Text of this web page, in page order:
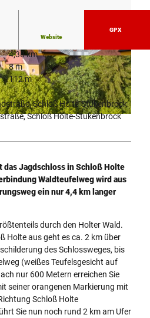
Stukenbrock_Fortkord_Dressler, Michael Dressler Frank
SA
© Teutoburger_Wald_Stadt_Schloss_Holte-Stu
kenbrock, Stadt Schloß Holte-Stukenbrock |
CC-BY-SA
Website
GPX
4,38 km
8 m
112 m
Schloß Holte-Stukenbrock
Schloß Holte-Stukenbrock
das Jagdschloss in Schloß Holte
Waldteufelweg wird aus
ein nur 4,4 km langer
durch den Holter Wald.
Holte aus geht es ca. 2 km über
des Schlossweges, bis
(weißes Teufelsgesicht auf
nur 600 Metern erreichen Sie
seiner orangenen Markierung mit
Schloß Holte
Sie nun noch rund 2 km am Ufer